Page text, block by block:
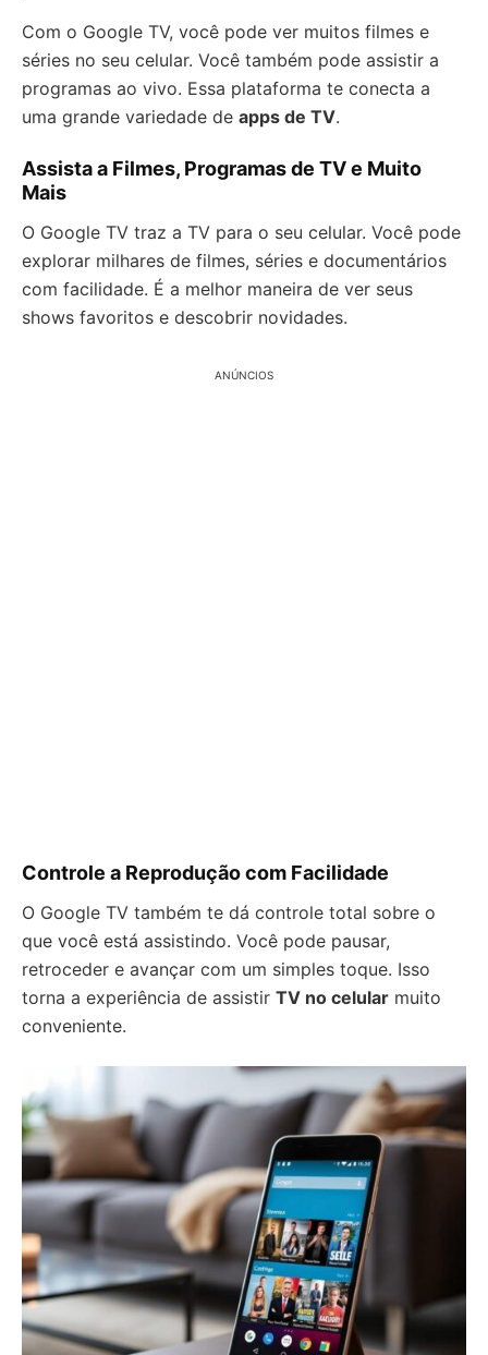
Com o Google TV, você pode ver muitos filmes e
séries no seu celular. Você também pode assistir a
programas ao vivo. Essa plataforma te conecta a
uma grande variedade de apps de TV.
Assista a Filmes, Programas de TV e Muito
Mais
O Google TV traz a TV para o seu celular. Você pode
explorar milhares de filmes, séries e documentários
com facilidade. É a melhor maneira de ver seus
shows favoritos e descobrir novidades.
ANÚNCIOS
Controle a Reprodução com Facilidade
O Google TV também te dá controle total sobre o
que você está assistindo. Você pode pausar,
retroceder e avançar com um simples toque. Isso
torna a experiência de assistir TV no celular muito
conveniente.